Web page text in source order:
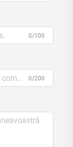
0/100
0/200